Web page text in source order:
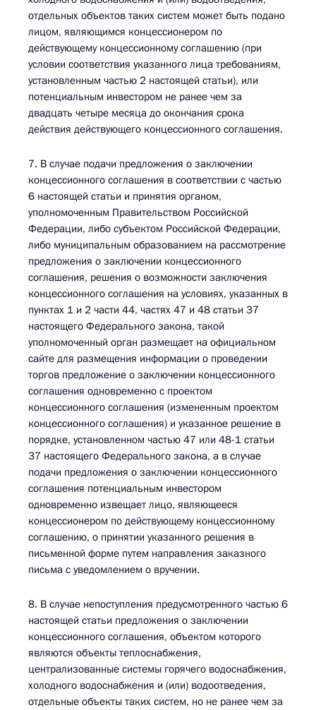
отдельных объектов таких систем может быть подано
лицом, являющимся концессионером по
действующему концессионному соглашению (при
условии соответствия указанного лица требованиям,
установленным частью 2 настоящей статьи), или
потенциальным инвестором не ранее чем за
двадцать четыре месяца до окончания срока
действия действующего концессионного соглашения.
7. В случае подачи предложения о заключении
концессионного соглашения в соответствии с частью
6 настоящей статьи и принятия органом,
уполномоченным Правительством Российской
Федерации, либо субъектом Российской Федерации,
либо муниципальным образованием на рассмотрение
предложения о заключении концессионного
соглашения, решения о возможности заключения
концессионного соглашения на условиях, указанных в
пунктах 1 и 2 части 44, частях 47 и 48 статьи 37
настоящего Федерального закона, такой
уполномоченный орган размещает на официальном
сайте для размещения информации о проведении
торгов предложение о заключении концессионного
соглашения одновременно с проектом
концессионного соглашения (измененным проектом
концессионного соглашения) и указанное решение в
порядке, установленном частью 47 или 48-1 статьи
37 настоящего Федерального закона, а в случае
подачи предложения о заключении концессионного
соглашения потенциальным инвестором
одновременно извещает лицо, являющееся
концессионером по действующему концессионному
соглашению, о принятии указанного решения в
письменной форме путем направления заказного
письма с уведомлением о вручении.
8. В случае непоступления предусмотренного частью 6
настоящей статьи предложения о заключении
концессионного соглашения, объектом которого
являются объекты теплоснабжения,
централизованные системы горячего водоснабжения,
холодного водоснабжения и (или) водоотведения,
отдельные объекты таких систем, но не ранее чем за